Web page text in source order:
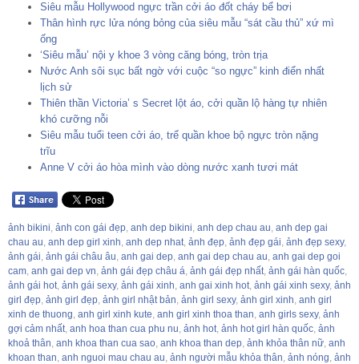
Siêu mẫu Hollywood ngực trần cởi áo đốt cháy bể bơi
Thân hình rực lửa nóng bỏng của siêu mẫu “sát cầu thủ” xứ mì
ống
‘Siêu mẫu’ nội y khoe 3 vòng căng bóng, tròn trịa
Nước Anh sôi sục bất ngờ với cuộc “so ngực” kinh điển nhất
lịch sử
Thiên thần Victoria’ s Secret lột áo, cởi quần lộ hàng tự nhiên
khó cưỡng nỗi
Siêu mẫu tuổi teen cởi áo, trể quần khoe bộ ngực tròn nặng
trĩu
Anne V cởi áo hòa mình vào dòng nước xanh tươi mát
ảnh bikini, ảnh con gái đẹp, anh dep bikini, anh dep chau au, anh dep gai
chau au, anh dep girl xinh, anh dep nhat, ảnh đẹp, ảnh đẹp gái, ảnh đẹp sexy,
ảnh gái, ảnh gái châu âu, anh gai dep, anh gai dep chau au, anh gai dep goi
cam, anh gai dep vn, ảnh gái đẹp châu á, ảnh gái đẹp nhất, ảnh gái hàn quốc,
ảnh gái hot, ảnh gái sexy, ảnh gái xinh, anh gai xinh hot, ảnh gái xinh sexy, ảnh
girl đẹp, ảnh girl đẹp, ảnh girl nhật bản, ảnh girl sexy, ảnh girl xinh, anh girl
xinh de thuong, anh girl xinh kute, anh girl xinh thoa than, anh girls sexy, ảnh
gợi cảm nhất, anh hoa than cua phu nu, ảnh hot, ảnh hot girl hàn quốc, ảnh
khoả thân, anh khoa than cua sao, anh khoa than dep, ảnh khỏa thân nữ, anh
khoan than, anh nguoi mau chau au, ảnh người mẫu khỏa thân, ảnh nóng, ảnh